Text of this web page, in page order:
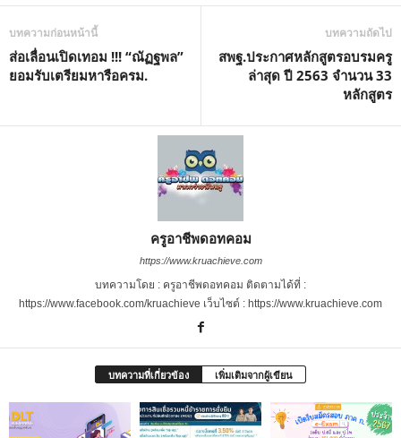
บทความก่อนหน้านี้
ส่อเลื่อนเปิดเทอม !!! “ณัฏฐพล”
ยอมรับเตรียมหารือครม.
บทความถัดไป
สพฐ.ประกาศหลักสูตรอบรมครู
ล่าสุด ปี 2563 จำนวน 33
หลักสูตร
ครูอาชีพดอทคอม
https://www.kruachieve.com
บทความโดย : ครูอาชีพดอทคอม ติดตามได้ที่ :
https://www.facebook.com/kruachieve เว็บไซต์ : https://www.kruachieve.com
บทความที่เกี่ยวข้อง เพิ่มเติมจากผู้เขียน